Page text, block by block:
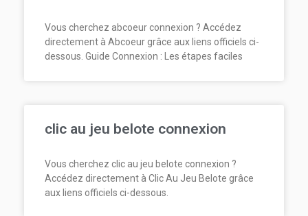
Vous cherchez abcoeur connexion ? Accédez
directement à Abcoeur grâce aux liens officiels ci-
dessous. Guide Connexion : Les étapes faciles
clic au jeu belote connexion
Vous cherchez clic au jeu belote connexion ?
Accédez directement à Clic Au Jeu Belote grâce
aux liens officiels ci-dessous.